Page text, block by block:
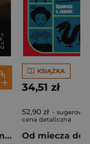
Sztuka jasnego myślenia
KSIĄŻKA
34,51 zł
52,90 zł -
cena detaliczna